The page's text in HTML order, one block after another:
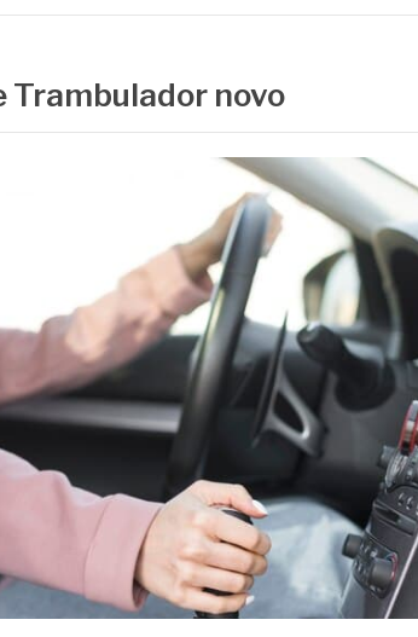
novo